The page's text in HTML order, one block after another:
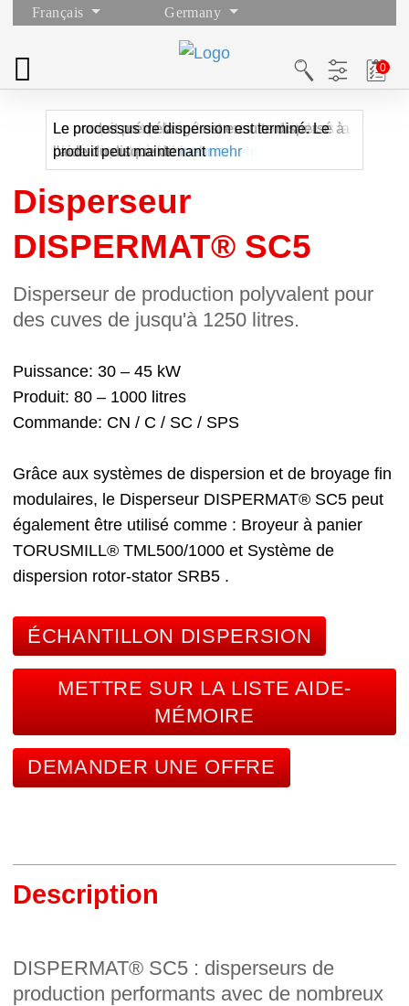
Français Germany
La cuve contenant le composant liquide est
glissée sous le disperseurmehr
Le composant pulvérulent est introduit dans la
phase liquide à faiblemehr
Le produit prémélangé est ensuite dispersé à
l'aide du disque demehr
Le processus de dispersion est terminé. Le
produit peut maintenantmehr
Disperseur
DISPERMAT® SC5
Disperseur de production polyvalent pour
des cuves de jusqu'à 1250 litres.
Puissance 30 – 45 kW
Produit 80 – 1000 litres
Commande CN / C / SC / SPS
Grâce aux systèmes de dispersion et de broyage fin
modulaires, le Disperseur DISPERMAT® SC5 peut
également être utilisé comme : Broyeur à panier
TORUSMILL® TML500/1000 et Système de
dispersion rotor-stator SRB5 .
ÉCHANTILLON DISPERSION
METTRE SUR LA LISTE AIDE-
MÉMOIRE
DEMANDER UNE OFFRE
Description
DISPERMAT® SC5 : disperseurs de
production performants avec de nombreux